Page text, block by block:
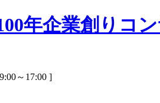
～17:00 ]